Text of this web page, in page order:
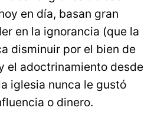
en día, basan gran
en la ignorancia (que la
disminuir por el bien de
el adoctrinamiento desde
iglesia nunca le gustó
o dinero.